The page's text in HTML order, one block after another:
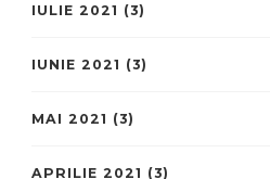
IULIE 2021 (3)
IUNIE 2021 (3)
MAI 2021 (3)
APRILIE 2021 (3)